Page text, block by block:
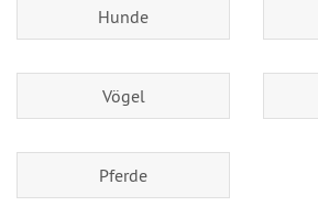
Hunde
Vögel
Pferde